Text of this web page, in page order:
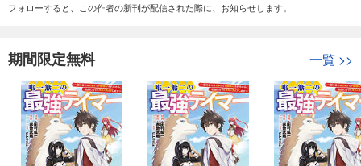
フォローすると、この作者の新刊が配信された際に、お知らせします。
期間限定無料 一覧 >>